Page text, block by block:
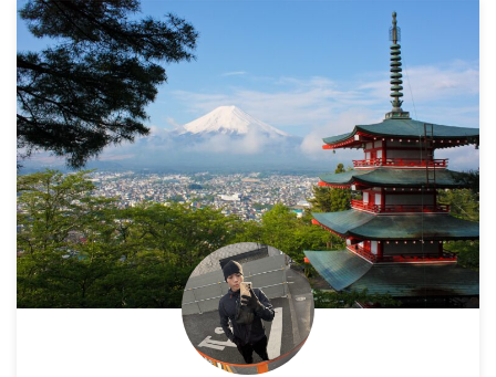
ミ・評判をまとめてご紹介してい
ます。 まず先に結論となります
が、Huluをおすすめ出来る方、
また逆におすすめ出来ない方は以
下の通りです。 ...